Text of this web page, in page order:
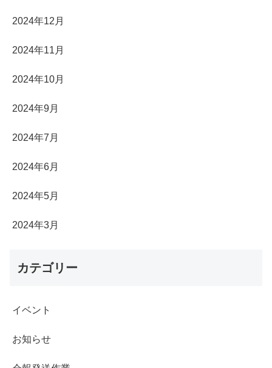
2024年12月
2024年11月
2024年10月
2024年9月
2024年7月
2024年6月
2024年5月
2024年3月
カテゴリー
イベント
お知らせ